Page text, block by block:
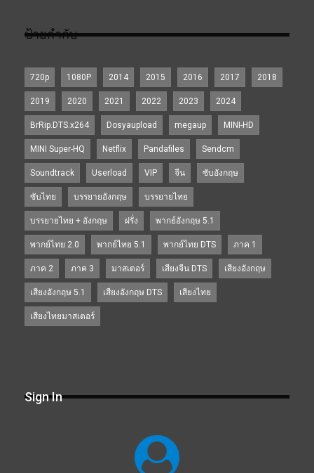
ป้ายกำกับ
720p 1080P 2014 2015 2016 2017 2018
2019 2020 2021 2022 2023 2024
BrRip.DTS.x264 Dosyaupload megaup MINI-HD
MINI Super-HQ Netflix Pandafiles Sendcm
Soundtrack Userload VIP จีน ซับอังกฤษ
ซับไทย บรรยายอังกฤษ บรรยายไทย
บรรยายไทย + อังกฤษ ฝรั่ง พากย์อังกฤษ 5.1
พากย์ไทย 2.0 พากย์ไทย 5.1 พากย์ไทย DTS ภาค 1
ภาค 2 ภาค 3 มาสเตอร์ เสียงจีน DTS เสียงอังกฤษ
เสียงอังกฤษ 5.1 เสียงอังกฤษ DTS เสียงไทย
เสียงไทยมาสเตอร์
Sign In